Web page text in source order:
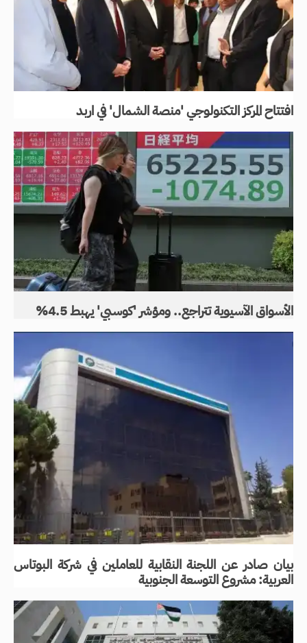
افتتاح المركز التكنولوجي 'منصة الشمال' في اربد
الأسواق الآسيوية تتراجع.. ومؤشر 'كوسبي' يهبط 4.5%
بيان صادر عن اللجنة النقابية للعاملين في شركة البوتاس
العربية: مشروع التوسعة الجنوبية